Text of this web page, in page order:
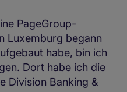
PageGroup-
Luxemburg begann
habe, bin ich
Dort habe ich die
Division Banking &